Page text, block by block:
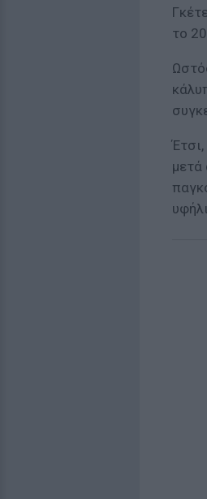
το
μετά